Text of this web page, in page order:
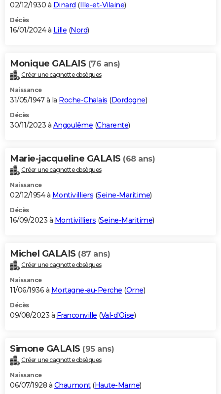
02/12/1930 à Dinard (Ille-et-Vilaine)
Décès
16/01/2024 à Lille (Nord)
Monique GALAIS (76 ans)
Créer une cagnotte obsèques
Naissance
31/05/1947 à la Roche-Chalais (Dordogne)
Décès
30/11/2023 à Angoulême (Charente)
Marie-jacqueline GALAIS (68 ans)
Créer une cagnotte obsèques
Naissance
02/12/1954 à Montivilliers (Seine-Maritime)
Décès
16/09/2023 à Montivilliers (Seine-Maritime)
Michel GALAIS (87 ans)
Créer une cagnotte obsèques
Naissance
11/06/1936 à Mortagne-au-Perche (Orne)
Décès
09/08/2023 à Franconville (Val-d'Oise)
Simone GALAIS (95 ans)
Créer une cagnotte obsèques
Naissance
06/07/1928 à Chaumont(Haute-Marne)